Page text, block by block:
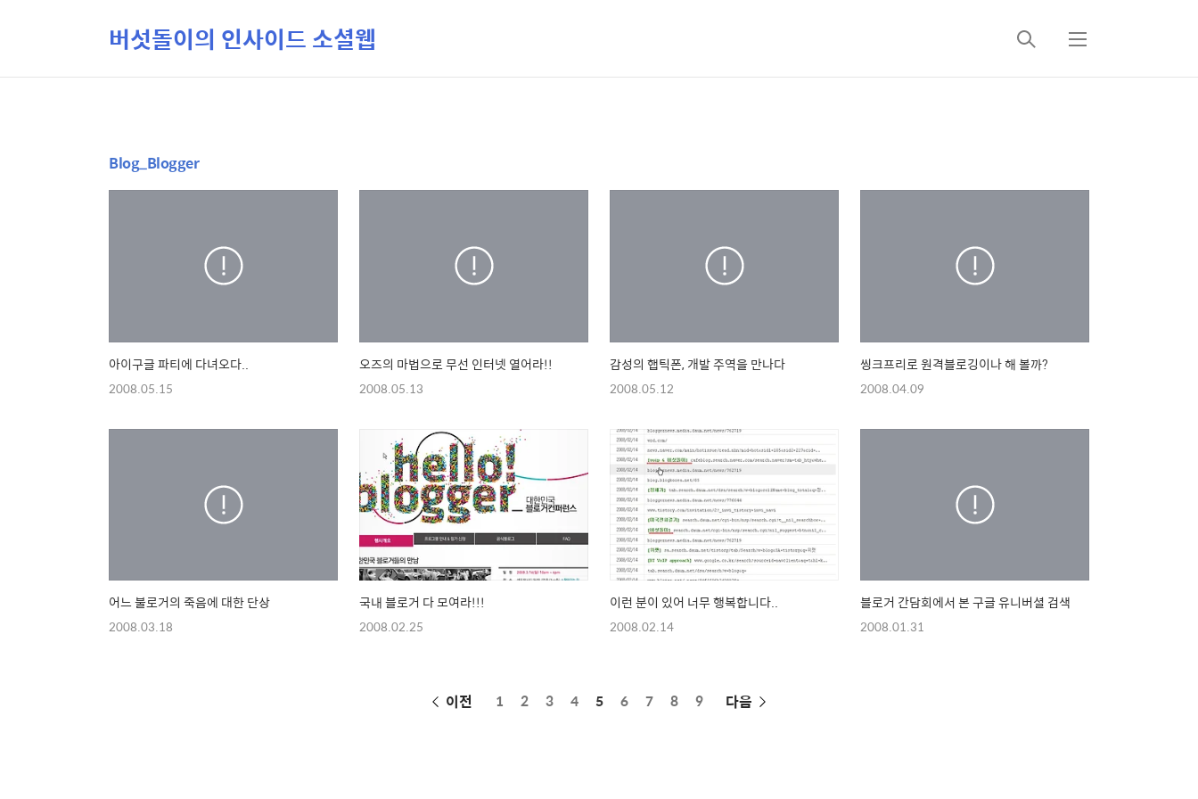
버섯돌이의 인사이드 소셜웹
검
메
Blog_Blogger
아이구글 파티에 다녀오다..
2008.05.15
오즈의 마법으로 무선 인터넷 열어라!!
2008.05.13
감성의 햅틱폰, 개발 주역을 만나다
2008.05.12
씽크프리로 원격블로깅이나 해 볼까?
2008.04.09
어느 불로거의 죽음에 대한 단상
2008.03.18
국내 블로거 다 모여라!!!
2008.02.25
이런 분이 있어 너무 행복합니다..
2008.02.14
블로거 간담회에서 본 구글 유니버셜 검색
2008.01.31
페
이전 1 2 3 4 5 6 7 8 9 다음